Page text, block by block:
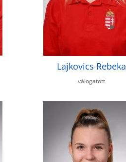
Lajkovics Rebeka
válogatott